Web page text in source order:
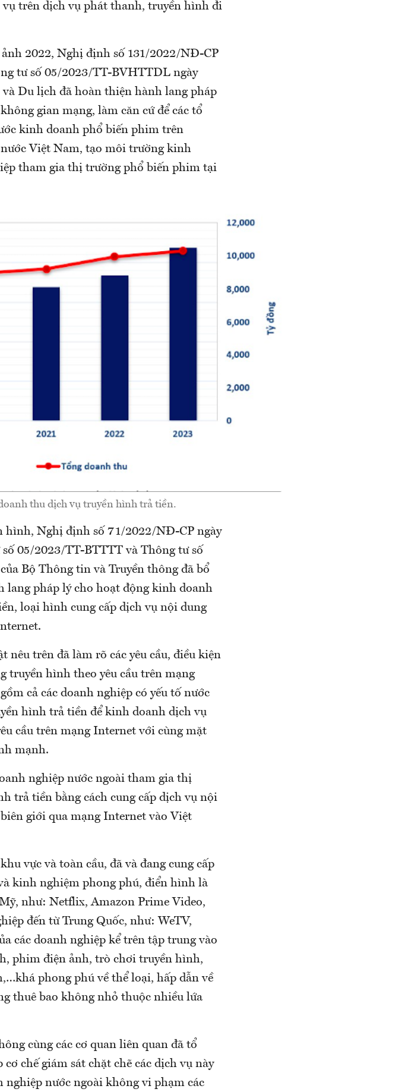
trên dịch vụ phát thanh, truyền hình đi
2022, Nghị định số 131/2022/NĐ-CP
tư số 05/2023/TT-BVHTTDL ngày
Du lịch đã hoàn thiện hành lang pháp
gian mạng, làm căn cứ để các tổ
kinh doanh phổ biến phim trên
Việt Nam, tạo môi trường kinh
tham gia thị trường phổ biến phim tại
thu dịch vụ truyền hình trả tiền.
hình, Nghị định số 71/2022/NĐ-CP ngày
05/2023/TT-BTTTT và Thông tư số
Bộ Thông tin và Truyền thông đã bổ
lang pháp lý cho hoạt động kinh doanh
loại hình cung cấp dịch vụ nội dung
nêu trên đã làm rõ các yêu cầu, điều kiện
truyền hình theo yêu cầu trên mạng
cả các doanh nghiệp có yếu tố nước
hình trả tiền để kinh doanh dịch vụ
cầu trên mạng Internet với cùng mặt
mạnh.
nghiệp nước ngoài tham gia thị
trả tiền bằng cách cung cấp dịch vụ nội
giới qua mạng Internet vào Việt
vực và toàn cầu, đã và đang cung cấp
kinh nghiệm phong phú, điển hình là
như: Netflix, Amazon Prime Video,
đến từ Trung Quốc, như: WeTV,
các doanh nghiệp kể trên tập trung vào
phim điện ảnh, trò chơi truyền hình,
phong phú về thể loại, hấp dẫn về
thuê bao không nhỏ thuộc nhiều lứa
cùng các cơ quan liên quan đã tổ
chế giám sát chặt chẽ các dịch vụ này
nghiệp nước ngoài không vi phạm các